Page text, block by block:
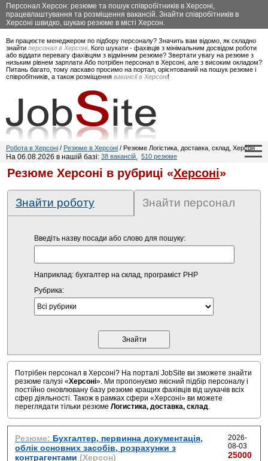
Персонал Херсон: резюме та пошук співробітників в Херсоні,
працевлаштування та розміщення вакансій. Знайти співробітників в
Херсоні швидко, шукаю резюме в місті Херсон.
Ви працюєте менеджером по підбору персоналу? Значить вам відомо, як складно
знайти персонал в Херсоні. Кого шукати - фахівців з мінімальним досвідом роботи
або віддати перевагу фахівцям з відмінним резюме? Звертати увагу на резюме з
низьким рівнем зарплати Або потрібен персонал в Херсоні, але з високим окладом?
Питань багато, тому ласкаво просимо на портал, орієнтований на пошук резюме і
співробітників, а також розміщення вакансії в Херсоні!
Робота в Херсоні / Резюме в Херсоні / Резюме Логістика, доставка, склад, Херсон
На 06.08.2026 в нашій базі: 38 вакансій, 510 резюме
Резюме Херсоні в рубриці «Херсоні»
Знайти роботу Знайти персонал
Введіть назву посади або слово для пошуку:
Наприклад: бухгалтер на склад, програміст PHP
Рубрика:
Потрібен персонал в Херсоні? На порталі JobSite ви зможете знайти
резюме галузі «Херсоні». Ми пропонуємо якісний підбір персоналу і
постійно оновлювану базу резюме кращих фахівців від шукачів всіх
сфер діяльності. Також в рамках сфери «Херсоні» ви можете
переглядати тільки резюме Логистика, доставка, склад.
Резюме: Бухгалтер, первинна документація,
облік основних засобів, розрахунки з
контрагентами (Херсон)
2026-
08-03
25000